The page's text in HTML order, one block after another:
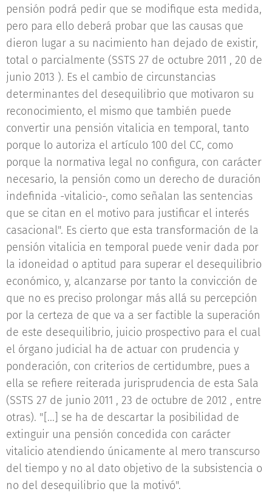
pensión podrá pedir que se modifique esta medida,
pero para ello deberá probar que las causas que
dieron lugar a su nacimiento han dejado de existir,
total o parcialmente (SSTS 27 de octubre 2011 , 20 de
junio 2013 ). Es el cambio de circunstancias
determinantes del desequilibrio que motivaron su
reconocimiento, el mismo que también puede
convertir una pensión vitalicia en temporal, tanto
porque lo autoriza el artículo 100 del CC, como
porque la normativa legal no configura, con carácter
necesario, la pensión como un derecho de duración
indefinida -vitalicio-, como señalan las sentencias
que se citan en el motivo para justificar el interés
casacional". Es cierto que esta transformación de la
pensión vitalicia en temporal puede venir dada por
la idoneidad o aptitud para superar el desequilibrio
económico, y, alcanzarse por tanto la convicción de
que no es preciso prolongar más allá su percepción
por la certeza de que va a ser factible la superación
de este desequilibrio, juicio prospectivo para el cual
el órgano judicial ha de actuar con prudencia y
ponderación, con criterios de certidumbre, pues a
ella se refiere reiterada jurisprudencia de esta Sala
(SSTS 27 de junio 2011 , 23 de octubre de 2012 , entre
otras). "[...] se ha de descartar la posibilidad de
extinguir una pensión concedida con carácter
vitalicio atendiendo únicamente al mero transcurso
del tiempo y no al dato objetivo de la subsistencia o
no del desequilibrio que la motivó".